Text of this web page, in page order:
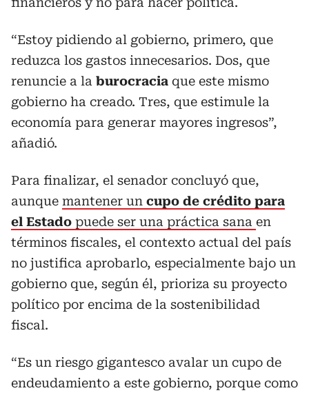
“Estoy pidiendo al gobierno, primero, que
reduzca los gastos innecesarios. Dos, que
renuncie a la burocracia que este mismo
gobierno ha creado. Tres, que estimule la
economía para generar mayores ingresos”,
añadió.
Para finalizar, el senador concluyó que,
aunque mantener un cupo de crédito para
el Estado puede ser una práctica sana en
términos fiscales, el contexto actual del país
no justifica aprobarlo, especialmente bajo un
gobierno que, según él, prioriza su proyecto
político por encima de la sostenibilidad
fiscal.
“Es un riesgo gigantesco avalar un cupo de
endeudamiento a este gobierno, porque como